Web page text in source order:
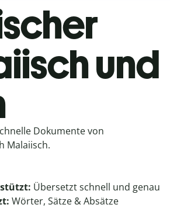
und
Dokumente von
Malaiisch.
Übersetzt schnell und genau
Wörter, Sätze & Absätze